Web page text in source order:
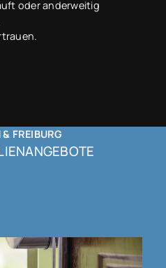
oder anderweitig
FREIBURG